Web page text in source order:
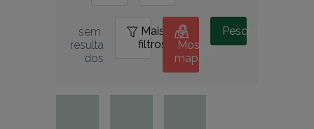
sem
resulta
dos
Mais
filtros
0
Mostrar
mapa
Pesquisar